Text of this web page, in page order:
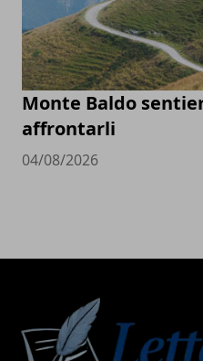
Monte Baldo
affrontarli
04/08/2026